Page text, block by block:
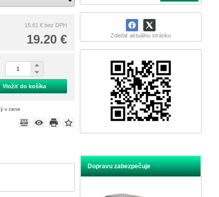
Zdieľať aktuálnu stránku
Dopravu zabezpečuje
15.61 € bez DPH
19.20 €
Vložiť do košíka
v cene